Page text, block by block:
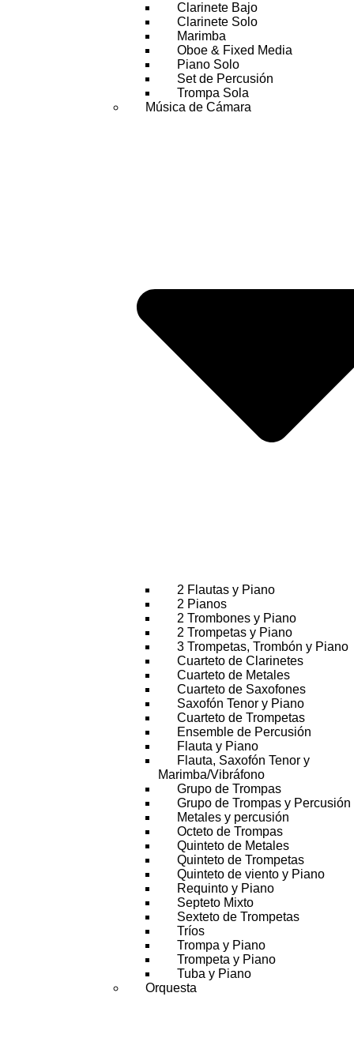
Clarinete Bajo
Clarinete Solo
Marimba
Oboe & Fixed Media
Piano Solo
Set de Percusión
Trompa Sola
Música de Cámara
2 Flautas y Piano
2 Pianos
2 Trombones y Piano
2 Trompetas y Piano
3 Trompetas, Trombón y Piano
Cuarteto de Clarinetes
Cuarteto de Metales
Cuarteto de Saxofones
Saxofón Tenor y Piano
Cuarteto de Trompetas
Ensemble de Percusión
Flauta y Piano
Flauta, Saxofón Tenor y
Marimba/Vibráfono
Grupo de Trompas
Grupo de Trompas y Percusión
Metales y percusión
Octeto de Trompas
Quinteto de Metales
Quinteto de Trompetas
Quinteto de viento y Piano
Requinto y Piano
Septeto Mixto
Sexteto de Trompetas
Tríos
Trompa y Piano
Trompeta y Piano
Tuba y Piano
Orquesta